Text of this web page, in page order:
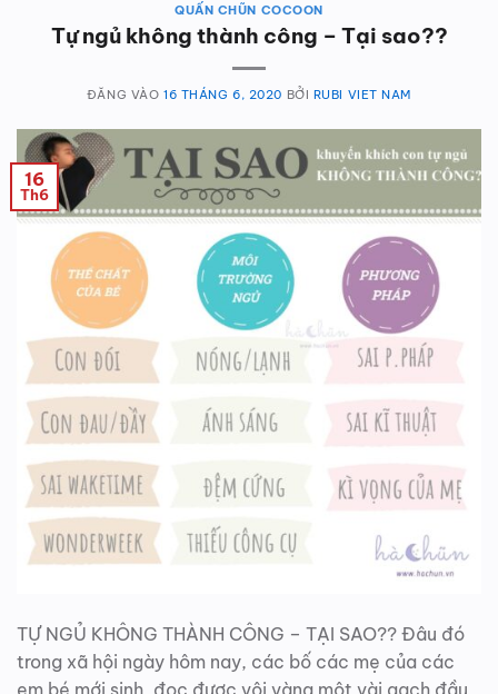
QUẤN CHŨN COCOON
Tự ngủ không thành công – Tại sao??
ĐĂNG VÀO 16 THÁNG 6, 2020 BỞI RUBI VIET NAM
16
Th6
TỰ NGỦ KHÔNG THÀNH CÔNG – TẠI SAO?? Đâu đó
trong xã hội ngày hôm nay, các bố các mẹ của các